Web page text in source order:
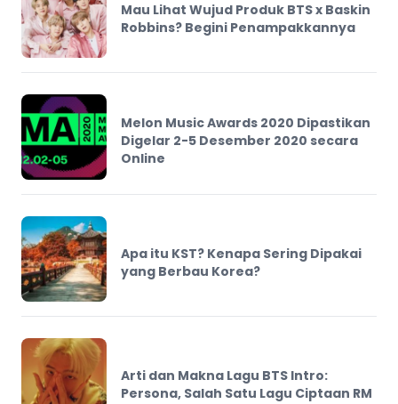
Mau Lihat Wujud Produk BTS x Baskin
Robbins? Begini Penampakkannya
Melon Music Awards 2020 Dipastikan
Digelar 2-5 Desember 2020 secara
Online
Apa itu KST? Kenapa Sering Dipakai
yang Berbau Korea?
Arti dan Makna Lagu BTS Intro:
Persona, Salah Satu Lagu Ciptaan RM